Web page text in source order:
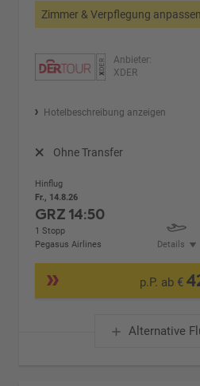
Zimmer & Verpflegung anpassen
Anbieter:
XDER
Hotelbeschreibung anzeigen
Ohne Transfer
Hinflug
Fr., 14.8.26
GRZ14:50
1 Stopp
Pegasus Airlines
Details
p.P. ab €
Alternative